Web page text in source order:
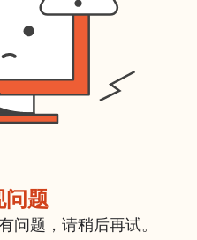
问题
问题，请稍后再试。